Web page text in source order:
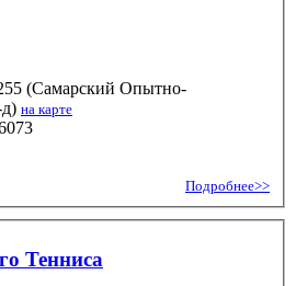
(Самарский Опытно-
на карте
Подробнее>>
Тенниса